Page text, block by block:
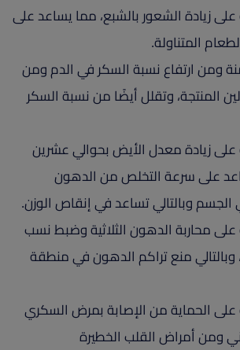
زيادة الشعور بالشبع، مما يساعد على
المتناولة.
ومن ارتفاع نسبة السكر في الدم ومن
المنتجة، وتقلل أيضًا من نسبة السكر
على زيادة معدل الأيض بحوالي عشرين
على سرعة التخلص من الدهون
الجسم وبالتالي تساعد في إنقاص الوزن.
محاربة الدهون الثلاثية وضبط نسب
وبالتالي منع تراكم الدهون في منطقة
على الحماية من الإصابة بمرض السكري
ومن أمراض القلب الخطيرة